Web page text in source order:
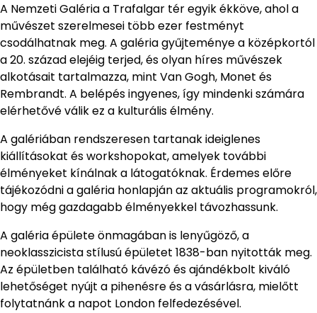
A Nemzeti Galéria a Trafalgar tér egyik ékköve, ahol a
művészet szerelmesei több ezer festményt
csodálhatnak meg. A galéria gyűjteménye a középkortól
a 20. század elejéig terjed, és olyan híres művészek
alkotásait tartalmazza, mint Van Gogh, Monet és
Rembrandt. A belépés ingyenes, így mindenki számára
elérhetővé válik ez a kulturális élmény.
A galériában rendszeresen tartanak ideiglenes
kiállításokat és workshopokat, amelyek további
élményeket kínálnak a látogatóknak. Érdemes előre
tájékozódni a galéria honlapján az aktuális programokról,
hogy még gazdagabb élményekkel távozhassunk.
A galéria épülete önmagában is lenyűgöző, a
neoklasszicista stílusú épületet 1838-ban nyitották meg.
Az épületben található kávézó és ajándékbolt kiváló
lehetőséget nyújt a pihenésre és a vásárlásra, mielőtt
folytatnánk a napot London felfedezésével.